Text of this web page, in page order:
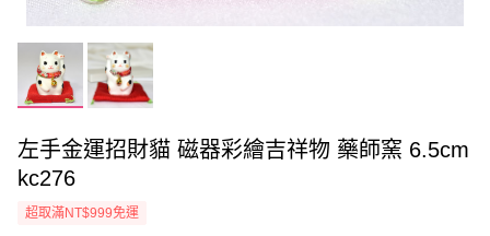
左手金運招財貓 磁器彩繪吉祥物 藥師窯 6.5cm
kc276
超取滿NT$999免運